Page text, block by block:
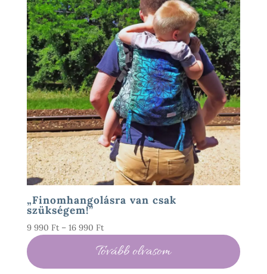
„Finomhangolásra van csak
szükségem!”
9 990 Ft – 16 990 FtÁrtartomány:
990 Ft
-
Tovább olvasom